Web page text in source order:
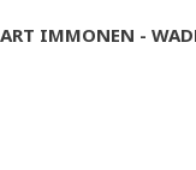
IMMONEN -